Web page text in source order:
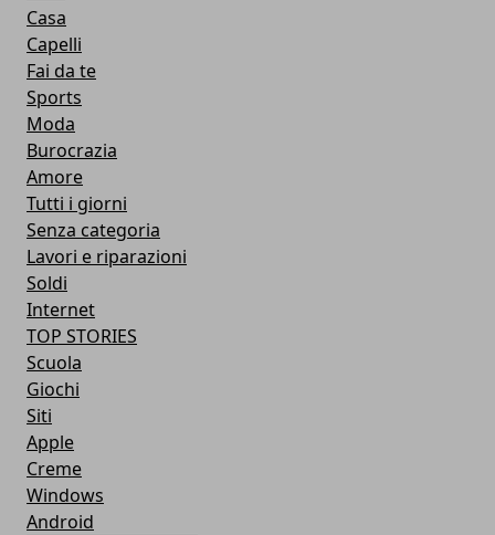
Casa
Capelli
Fai da te
Sports
Moda
Burocrazia
Amore
Tutti i giorni
Senza categoria
Lavori e riparazioni
Soldi
Internet
TOP STORIES
Scuola
Giochi
Siti
Apple
Creme
Windows
Android